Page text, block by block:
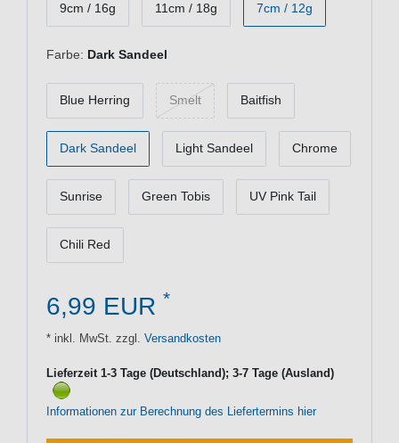
9cm / 16g 11cm / 18g 7cm / 12g
Farbe: Dark Sandeel
Blue Herring Smelt Baitfish
Dark Sandeel Light Sandeel Chrome
Sunrise Green Tobis UV Pink Tail
Chili Red
6,99 EUR *
* inkl. MwSt. zzgl. Versandkosten
Lieferzeit 1-3 Tage (Deutschland); 3-7 Tage (Ausland)
Informationen zur Berechnung des Liefertermins hier